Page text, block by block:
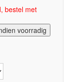
bestel met
voorradig